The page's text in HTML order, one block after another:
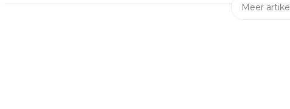
Meer